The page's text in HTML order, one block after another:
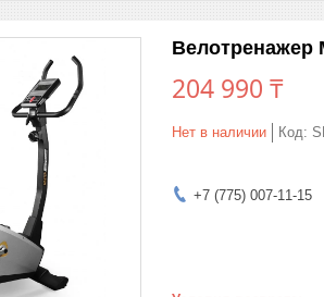
204 990 ₸
Нет в наличии Код:
+7 (775) 007-11-15